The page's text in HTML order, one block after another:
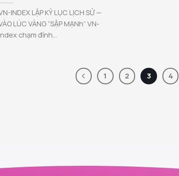
INDEX LẬP KỶ LỤC LỊCH SỬ —
LÚC VÀNG “SẬP MẠNh” VN-
chạm đỉnh...
1 2 3 4